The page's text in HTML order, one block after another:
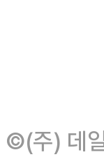
©(주) 데